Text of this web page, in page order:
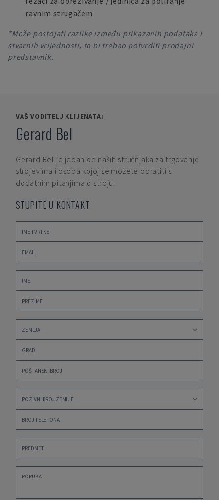
ravnim strugačem
*Može postojati razlike između prikazanih podataka i
stvarnih vrijednosti, to bi trebao potvrditi prodajni
predstavnik.
VAŠ VODITELJ KLIJENATA:
Gerard Bel
Gerard Bel je jedan od naših stručnjaka za trgovanje
strojevima i osoba kojoj se možete obratiti s
dodatnim pitanjima o stroju.
STUPITE U KONTAKT